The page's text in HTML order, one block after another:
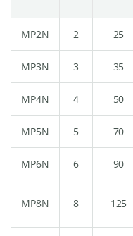
MP2N 2 25
MP3N 3 35
MP4N 4 50
MP5N 5 70
MP6N 6 90
MP8N 8 125